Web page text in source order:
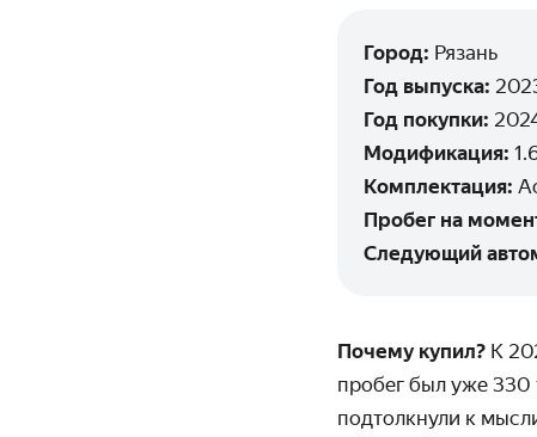
Город: Рязань
Год выпуска:
Год покупки:
Модификация:
Комплектация:
Пробег на
Следующий
Почему купил? К
пробег был уже 330
подтолкнули к